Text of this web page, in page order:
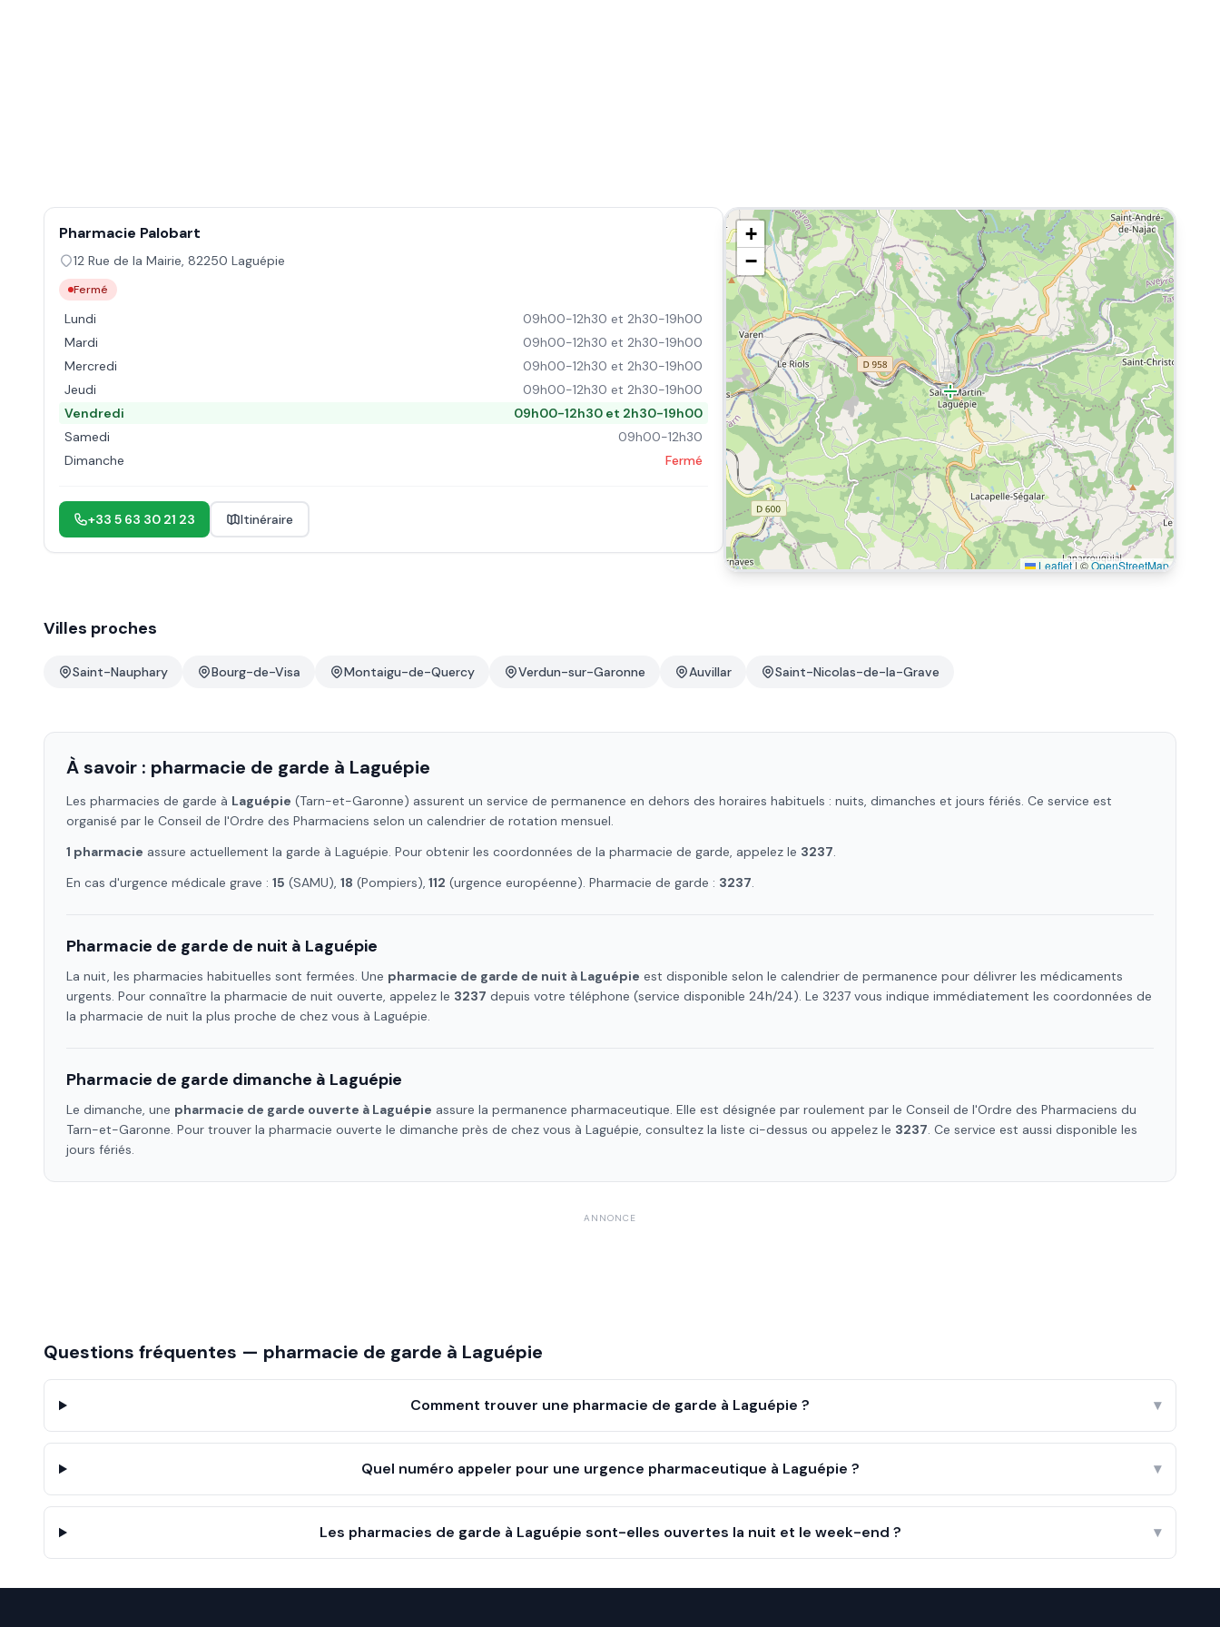
Pharmacie Palobart
12 Rue de la Mairie, 82250 Laguépie
Fermé
Lundi
09h00-12h30 et 2h30-19h00
Mardi
09h00-12h30 et 2h30-19h00
Mercredi
09h00-12h30 et 2h30-19h00
Jeudi
09h00-12h30 et 2h30-19h00
Vendredi
09h00-12h30 et 2h30-19h00
Samedi
09h00-12h30
Dimanche
Fermé
+33 5 63 30 21 23 Itinéraire
+
−
Leaflet|©OpenStreetMap
Villes proches
Saint-Nauphary Bourg-de-Visa Montaigu-de-Quercy Verdun-sur-Garonne Auvillar Saint-Nicolas-de-la-Grave
À savoir : pharmacie de garde à Laguépie
Les pharmacies de garde à Laguépie (Tarn-et-Garonne) assurent un service de permanence en dehors des horaires habituels : nuits, dimanches et jours fériés. Ce service est
organisé par le Conseil de l'Ordre des Pharmaciens selon un calendrier de rotation mensuel.
1 pharmacie assure actuellement la garde à Laguépie. Pour obtenir les coordonnées de la pharmacie de garde, appelez le 3237.
En cas d'urgence médicale grave : 15 (SAMU), 18 (Pompiers), 112 (urgence européenne). Pharmacie de garde : 3237.
Pharmacie de garde de nuit à Laguépie
La nuit, les pharmacies habituelles sont fermées. Une pharmacie de garde de nuit à Laguépie est disponible selon le calendrier de permanence pour délivrer les médicaments
urgents. Pour connaître la pharmacie de nuit ouverte, appelez le 3237 depuis votre téléphone (service disponible 24h/24). Le 3237 vous indique immédiatement les coordonnées de
la pharmacie de nuit la plus proche de chez vous à Laguépie.
Pharmacie de garde dimanche à Laguépie
Le dimanche, une pharmacie de garde ouverte à Laguépie assure la permanence pharmaceutique. Elle est désignée par roulement par le Conseil de l'Ordre des Pharmaciens du
Tarn-et-Garonne. Pour trouver la pharmacie ouverte le dimanche près de chez vous à Laguépie, consultez la liste ci-dessus ou appelez le 3237. Ce service est aussi disponible les
jours fériés.
ANNONCE
Questions fréquentes — pharmacie de garde à Laguépie
Comment trouver une pharmacie de garde à Laguépie ? ▾
Quel numéro appeler pour une urgence pharmaceutique à Laguépie ? ▾
Les pharmacies de garde à Laguépie sont-elles ouvertes la nuit et le week-end ? ▾